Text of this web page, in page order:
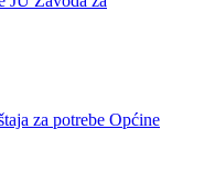
za potrebe Općine